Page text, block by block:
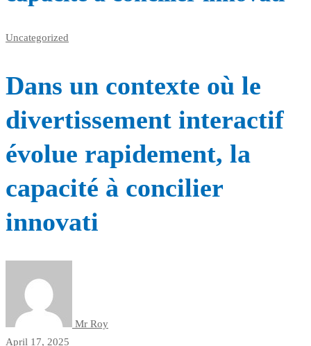
Uncategorized
Dans un contexte où le
divertissement interactif
évolue rapidement, la
capacité à concilier
innovati
Mr Roy
April 17, 2025